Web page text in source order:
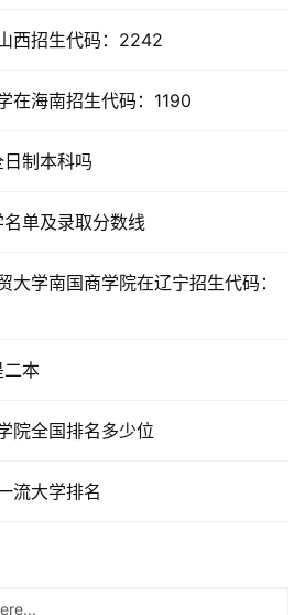
西招生代码：2242
在海南招生代码：1190
制本科吗
单及录取分数线
学南国商学院在辽宁招生代码：
二本
院全国排名多少位
流大学排名